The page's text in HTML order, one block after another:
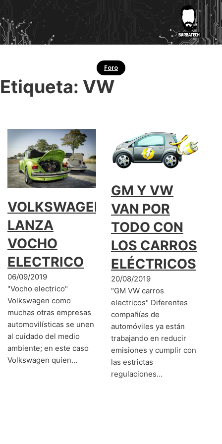
Foro
Etiqueta: VW
VOLKSWAGEN
LANZA
VOCHO
ELECTRICO
06/09/2019
"Vocho electrico"
Volkswagen como
muchas otras empresas
automovilísticas se unen
al cuidado del medio
ambiente; en este caso
Volkswagen quien…
GM Y VW
VAN POR
TODO CON
LOS CARROS
ELÉCTRICOS
20/08/2019
"GM VW carros
electricos" Diferentes
compañías de
automóviles ya están
trabajando en reducir
emisiones y cumplir con
las estrictas
regulaciones…